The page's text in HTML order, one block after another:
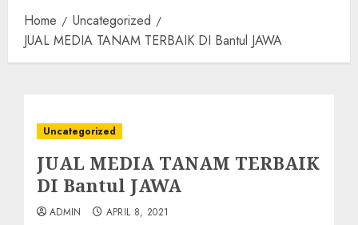
Home
Uncategorized
JUAL MEDIA TANAM TERBAIK DI Bantul JAWA
Uncategorized
JUAL MEDIA TANAM TERBAIK
DI Bantul JAWA
ADMIN APRIL 8, 2021